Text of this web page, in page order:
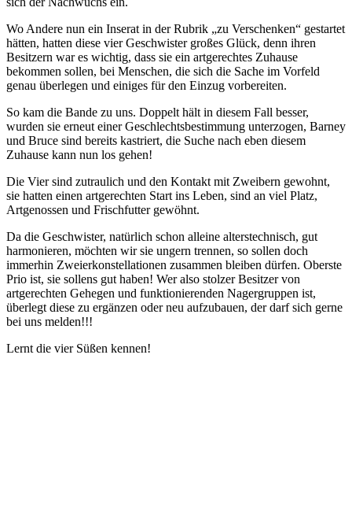
Wo Andere nun ein Inserat in der Rubrik „zu Verschenken“ gestartet
hätten, hatten diese vier Geschwister großes Glück, denn ihren
Besitzern war es wichtig, dass sie ein artgerechtes Zuhause
bekommen sollen, bei Menschen, die sich die Sache im Vorfeld
genau überlegen und einiges für den Einzug vorbereiten.
So kam die Bande zu uns. Doppelt hält in diesem Fall besser,
wurden sie erneut einer Geschlechtsbestimmung unterzogen, Barney
und Bruce sind bereits kastriert, die Suche nach eben diesem
Zuhause kann nun los gehen!
Die Vier sind zutraulich und den Kontakt mit Zweibern gewohnt,
sie hatten einen artgerechten Start ins Leben, sind an viel Platz,
Artgenossen und Frischfutter gewöhnt.
Da die Geschwister, natürlich schon alleine alterstechnisch, gut
harmonieren, möchten wir sie ungern trennen, so sollen doch
immerhin Zweierkonstellationen zusammen bleiben dürfen. Oberste
Prio ist, sie sollens gut haben! Wer also stolzer Besitzer von
artgerechten Gehegen und funktionierenden Nagergruppen ist,
überlegt diese zu ergänzen oder neu aufzubauen, der darf sich gerne
bei uns melden!!!
Lernt die vier Süßen kennen!